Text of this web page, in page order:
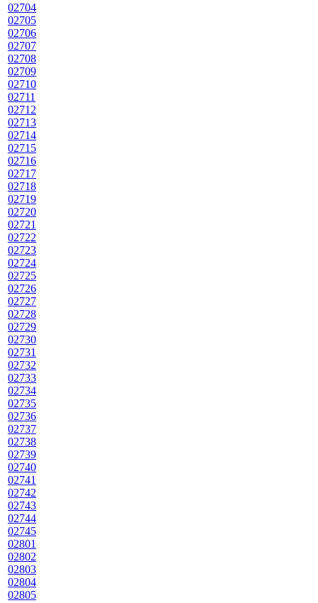
02704
02705
02706
02707
02708
02709
02710
02711
02712
02713
02714
02715
02716
02717
02718
02719
02720
02721
02722
02723
02724
02725
02726
02727
02728
02729
02730
02731
02732
02733
02734
02735
02736
02737
02738
02739
02740
02741
02742
02743
02744
02745
02801
02802
02803
02804
02805